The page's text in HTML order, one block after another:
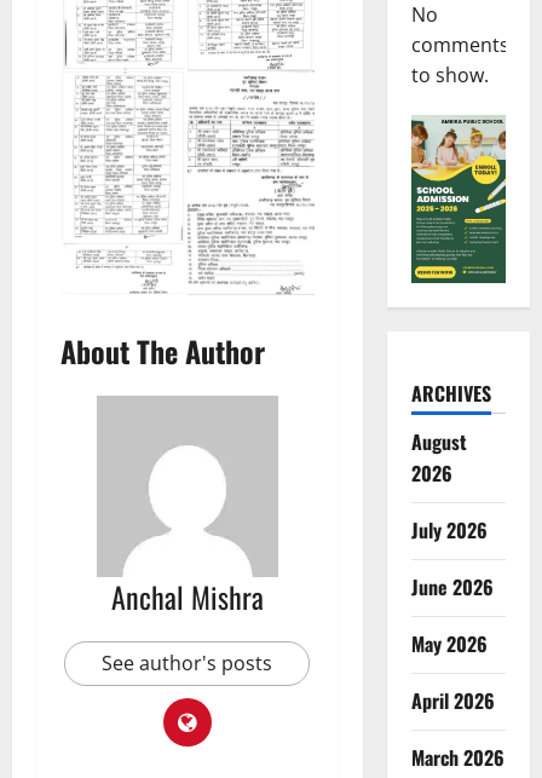
About The Author
Anchal Mishra
See author's posts
No
comments
to show.
ARCHIVES
August
2026
July 2026
June 2026
May 2026
April 2026
March 2026